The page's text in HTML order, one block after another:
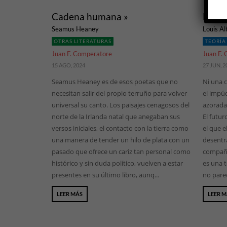
Cadena humana »
Seamus Heaney
OTRAS LITERATURAS
Juan F. Comperatore
15 AGO, 2024
Seamus Heaney es de esos poetas que no
necesitan salir del propio terruño para volver
universal su canto. Los paisajes cenagosos del
norte de la Irlanda natal que anegaban sus
versos iniciales, el contacto con la tierra como
una manera de tender un hilo de plata con un
pasado que ofrece un cariz tan personal como
histórico y sin duda político, vuelven a estar
presentes en su último libro, aunq...
LEER MÁS
El
Louis
TEORÍA
Juan F.
27 JUN,
Ni una
el
El
el que
es una
no
LEER